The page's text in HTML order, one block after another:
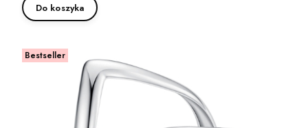
Do koszyka
Bestseller